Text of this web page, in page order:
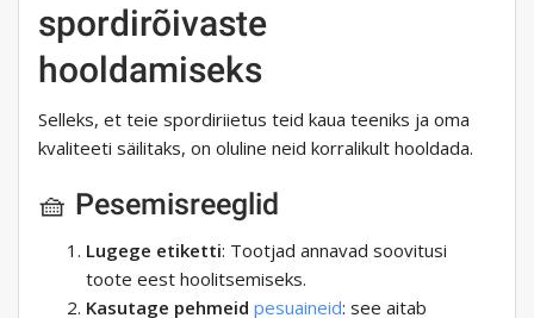
spordirõivaste
hooldamiseks
Selleks, et teie spordiriietus teid kaua teeniks ja oma
kvaliteeti säilitaks, on oluline neid korralikult hooldada.
🧺 Pesemisreeglid
Lugege etiketti: Tootjad annavad soovitusi
toote eest hoolitsemiseks.
Kasutage pehmeid pesuaineid: see aitab